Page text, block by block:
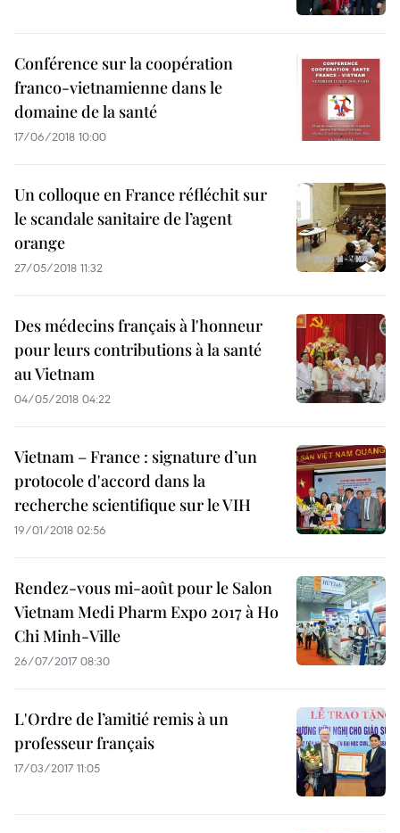
Conférence sur la coopération
franco-vietnamienne dans le
domaine de la santé
17/06/2018 10:00
Un colloque en France réfléchit sur
le scandale sanitaire de l’agent
orange
27/05/2018 11:32
Des médecins français à l'honneur
pour leurs contributions à la santé
au Vietnam
04/05/2018 04:22
Vietnam – France : signature d’un
protocole d'accord dans la
recherche scientifique sur le VIH
19/01/2018 02:56
Rendez-vous mi-août pour le Salon
Vietnam Medi Pharm Expo 2017 à Ho
Chi Minh-Ville
26/07/2017 08:30
L'Ordre de l’amitié remis à un
professeur français
17/03/2017 11:05